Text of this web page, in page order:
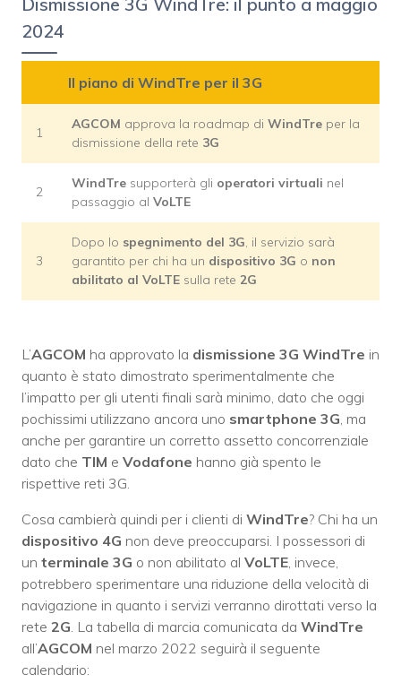
2024
Il piano di WindTre per il 3G
1
AGCOM approva la roadmap di WindTre per la
dismissione della rete 3G
2
WindTre supporterà gli operatori virtuali nel
passaggio al VoLTE
3
Dopo lo spegnimento del 3G, il servizio sarà
garantito per chi ha un dispositivo 3G o non
abilitato al VoLTE sulla rete 2G
L’AGCOM ha approvato la dismissione 3G WindTre in
quanto è stato dimostrato sperimentalmente che
l’impatto per gli utenti finali sarà minimo, dato che oggi
pochissimi utilizzano ancora uno smartphone 3G, ma
anche per garantire un corretto assetto concorrenziale
dato che TIM e Vodafone hanno già spento le
rispettive reti 3G.
Cosa cambierà quindi per i clienti di WindTre? Chi ha un
dispositivo 4G non deve preoccuparsi. I possessori di
un terminale 3G o non abilitato al VoLTE, invece,
potrebbero sperimentare una riduzione della velocità di
navigazione in quanto i servizi verranno dirottati verso la
rete 2G. La tabella di marcia comunicata da WindTre
all’AGCOM nel marzo 2022 seguirà il seguente
calendario: